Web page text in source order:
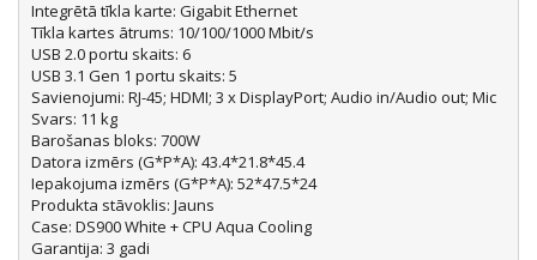
Integrētā tīkla karte: Gigabit Ethernet
Tīkla kartes ātrums: 10/100/1000 Mbit/s
USB 2.0 portu skaits: 6
USB 3.1 Gen 1 portu skaits: 5
Savienojumi: RJ-45; HDMI; 3 x DisplayPort; Audio in/Audio out; Mic
Svars: 11 kg
Barošanas bloks: 700W
Datora izmērs (G*P*A): 43.4*21.8*45.4
Iepakojuma izmērs (G*P*A): 52*47.5*24
Produkta stāvoklis: Jauns
Case: DS900 White + CPU Aqua Cooling
Garantija: 3 gadi